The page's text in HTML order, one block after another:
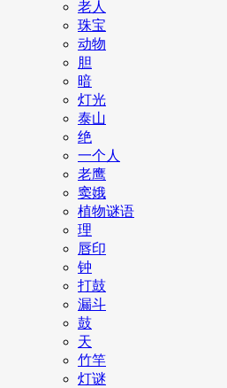
老人
珠宝
动物
胆
暗
灯光
泰山
绝
一个人
老鹰
窦娥
植物谜语
理
唇印
钟
打鼓
漏斗
鼓
天
竹竿
灯谜